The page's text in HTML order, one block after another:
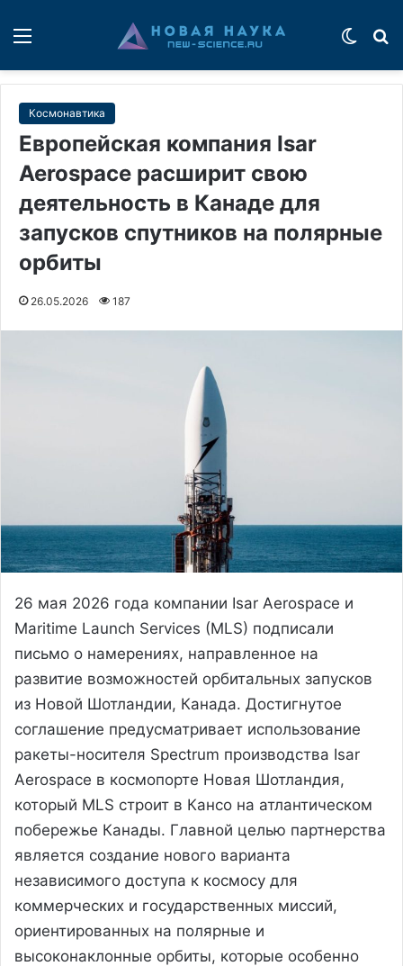
Космонавтика
Европейская компания Isar
Aerospace расширит свою
деятельность в Канаде для
запусков спутников на полярные
орбиты
26.05.2026 187
26 мая 2026 года компании Isar Aerospace и
Maritime Launch Services (MLS) подписали
письмо о намерениях, направленное на
развитие возможностей орбитальных запусков
из Новой Шотландии, Канада. Достигнутое
соглашение предусматривает использование
ракеты-носителя Spectrum производства Isar
Aerospace в космопорте Новая Шотландия,
который MLS строит в Кансо на атлантическом
побережье Канады. Главной целью партнерства
является создание нового варианта
независимого доступа к космосу для
коммерческих и государственных миссий,
ориентированных на полярные и
высоконаклонные орбиты, которые особенно